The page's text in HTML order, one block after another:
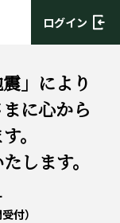
ログイン
」により
に心から
。
します。
付）